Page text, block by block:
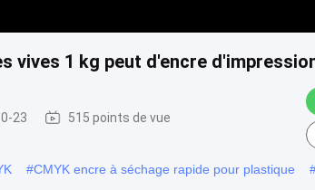
vives 1 kg peut d'encre
23 515 points de vue
#CMYK encre à séchage rapide pour plastique